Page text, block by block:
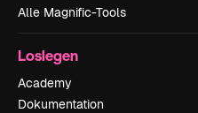
Alle Magnific-Tools
Loslegen
Academy
Dokumentation